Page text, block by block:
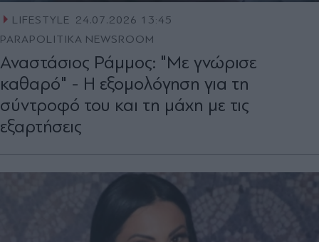
LIFESTYLE 24.07.2026 13:45
PARAPOLITIKA NEWSROOM
Αναστάσιος Ράμμος: "Με γνώρισε
καθαρό" - Η εξομολόγηση για τη
σύντροφό του και τη μάχη με τις
εξαρτήσεις